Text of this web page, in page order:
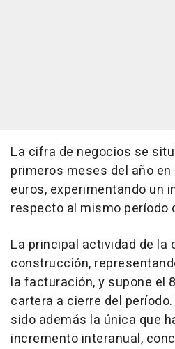
La cifra de negocios se
primeros meses del año
euros, experimentando un
respecto al mismo período
La principal actividad de la
construcción,
la facturación, y supone el
cartera a cierre del
sido además la única que
incremento interanual,